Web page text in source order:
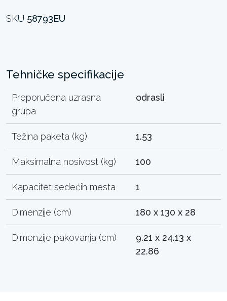
SKU 58793EU
Tehničke specifikacije
Preporučena uzrasna
grupa
odrasli
Težina paketa (kg) 1.53
Maksimalna nosivost (kg) 100
Kapacitet sedećih mesta 1
Dimenzije (cm) 180 x 130 x 28
Dimenzije pakovanja (cm)
9.21 x 24.13 x
22.86